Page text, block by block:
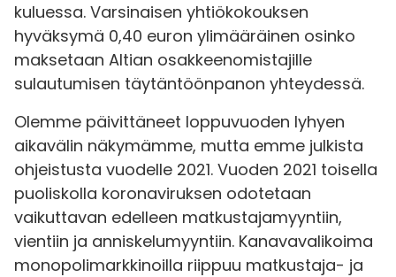
kuluessa. Varsinaisen yhtiökokouksen
hyväksymä 0,40 euron ylimääräinen osinko
maksetaan Altian osakkeenomistajille
sulautumisen täytäntöönpanon yhteydessä.
Olemme päivittäneet loppuvuoden lyhyen
aikavälin näkymämme, mutta emme julkista
ohjeistusta vuodelle 2021. Vuoden 2021 toisella
puoliskolla koronaviruksen odotetaan
vaikuttavan edelleen matkustajamyyntiin,
vientiin ja anniskelumyyntiin. Kanavavalikoima
monopolimarkkinoilla riippuu matkustaja- ja